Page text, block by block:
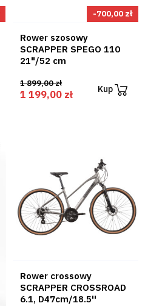
-700,00 zł
Rower szosowy
SCRAPPER SPEGO 110
21"/52 cm
1 899,00 zł
1 199,00 zł Kup
Rower crossowy
SCRAPPER CROSSROAD
6.1, D47cm/18.5''